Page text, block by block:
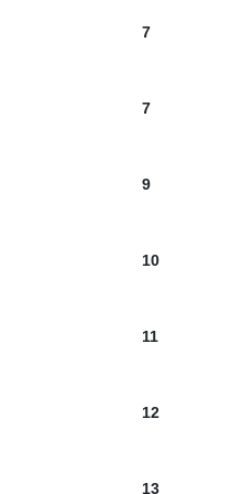
7
7
9
10
11
12
13